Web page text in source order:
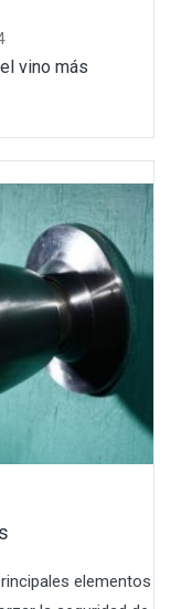
vino más
elementos